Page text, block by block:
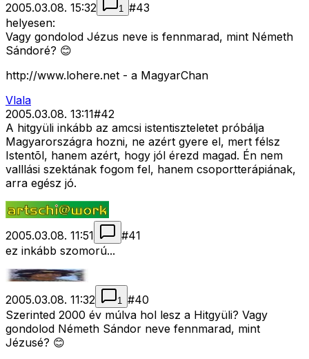
2005.03.08. 15:32
1 #43
helyesen:
Vagy gondolod Jézus neve is fennmarad, mint Németh
Sándoré? 😊
http://www.lohere.net - a MagyarChan
Vlala
2005.03.08. 13:11#42
A hitgyüli inkább az amcsi istentiszteletet próbálja
Magyarországra hozni, ne azért gyere el, mert félsz
Istentõl, hanem azért, hogy jól érezd magad. Én nem
valllási szektának fogom fel, hanem csoportterápiának,
arra egész jó.
2005.03.08. 11:51 #41
ez inkább szomorú...
2005.03.08. 11:32 1 #40
Szerinted 2000 év múlva hol lesz a Hitgyüli? Vagy
gondolod Németh Sándor neve fennmarad, mint
Jézusé? 😊